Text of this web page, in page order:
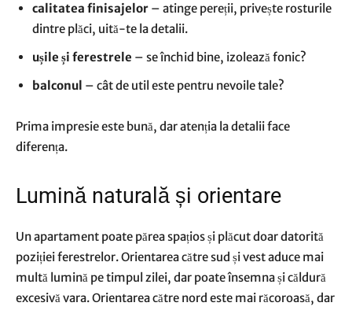
calitatea finisajelor – atinge pereții, privește rosturile
dintre plăci, uită-te la detalii.
ușile și ferestrele – se închid bine, izolează fonic?
balconul – cât de util este pentru nevoile tale?
Prima impresie este bună, dar atenția la detalii face
diferența.
Lumină naturală și orientare
Un apartament poate părea spațios și plăcut doar datorită
poziției ferestrelor. Orientarea către sud și vest aduce mai
multă lumină pe timpul zilei, dar poate însemna și căldură
excesivă vara. Orientarea către nord este mai răcoroasă, dar